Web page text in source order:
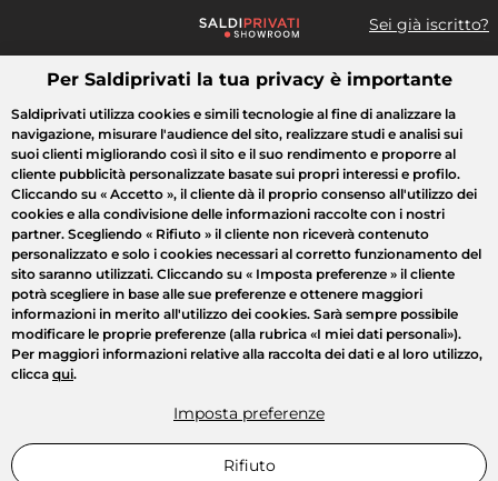
Sei già iscritto?
Cosa cerchi?
Tutte le vendite Moda Casa Bellezza Elettrodomestici
Per Saldiprivati la tua privacy è importante
Saldiprivati utilizza cookies e simili tecnologie al fine di analizzare la
navigazione, misurare l'audience del sito, realizzare studi e analisi sui
suoi clienti migliorando così il sito e il suo rendimento e proporre al
cliente pubblicità personalizzate basate sui propri interessi e profilo.
Cliccando su « Accetto », il cliente dà il proprio consenso all'utilizzo dei
cookies e alla condivisione delle informazioni raccolte con i nostri
partner. Scegliendo « Rifiuto » il cliente non riceverà contenuto
personalizzato e solo i cookies necessari al corretto funzionamento del
sito saranno utilizzati. Cliccando su « Imposta preferenze » il cliente
potrà scegliere in base alle sue preferenze e ottenere maggiori
informazioni in merito all'utilizzo dei cookies. Sarà sempre possibile
modificare le proprie preferenze (alla rubrica «I miei dati personali»).
Per maggiori informazioni relative alla raccolta dei dati e al loro utilizzo,
clicca qui.
Imposta preferenze
Rifiuto